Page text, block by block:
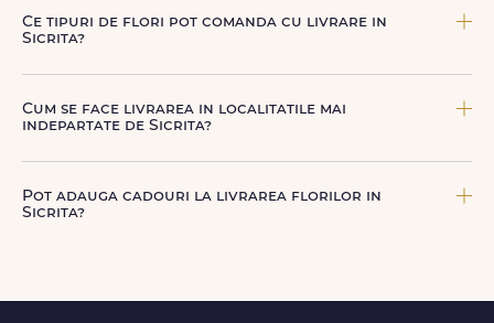
astfel incat poti comanda fara griji.
Ce tipuri de flori pot comanda cu livrare in
Sicrita?
aniversari, onomastici, sarbatori, evenimente speciale sau
gesturi spontane, toate create din flori naturale proaspete.
Cum se face livrarea in localitatile mai
indepartate de Sicrita?
nostri dedicati sau ai optiunea de livrare la cutie, prin
firma de curierat, cu un cost mai avantajos si ambalare
Pot adauga cadouri la livrarea florilor in
Sicrita?
premium direct in cosul de cumparaturi.